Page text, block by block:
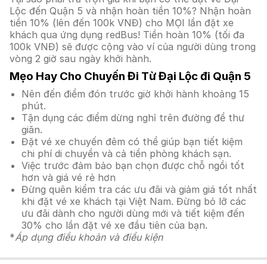
Lộc đến Quận 5 và nhận hoàn tiền 10%? Nhận hoàn
tiền 10% (lên đến 100k VNĐ) cho MỌI lần đặt xe
khách qua ứng dụng redBus! Tiền hoàn 10% (tối đa
100k VNĐ) sẽ được cộng vào ví của người dùng trong
vòng 2 giờ sau ngày khởi hành.
Mẹo Hay Cho Chuyến Đi Từ Đại Lộc đi Quận 5
Nên đến điểm đón trước giờ khởi hành khoảng 15
phút.
Tận dụng các điểm dừng nghỉ trên đường để thư
giãn.
Đặt vé xe chuyến đêm có thể giúp bạn tiết kiệm
chi phí di chuyển và cả tiền phòng khách sạn.
Việc trước đảm bảo bạn chọn được chỗ ngồi tốt
hơn và giá vé rẻ hơn
Đừng quên kiểm tra các ưu đãi và giảm giá tốt nhất
khi đặt vé xe khách tại Việt Nam. Đừng bỏ lỡ các
ưu đãi dành cho người dùng mới và tiết kiệm đến
30% cho lần đặt vé xe đầu tiên của bạn.
*Áp dụng điều khoản và điều kiện